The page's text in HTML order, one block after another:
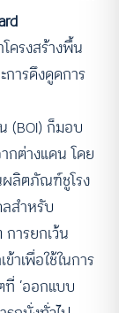
ครงสร้างพื้น
ารดึงดูดการ
(BOI) ก็มอบ
กต่างแดน โดย
ผลิตภัณฑ์ชูโรง
สำหรับ
ารยกเว้น
าเพื่อใช้ในการ
ที่ ‘ออกแบบ